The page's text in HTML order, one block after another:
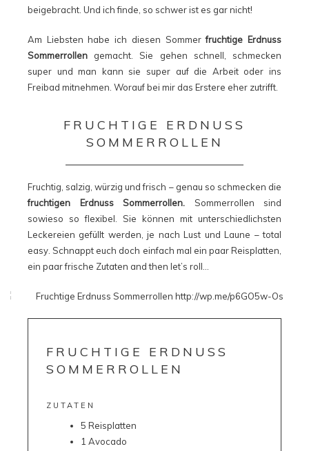
beigebracht. Und ich finde, so schwer ist es gar nicht!
Am Liebsten habe ich diesen Sommerfruchtige Erdnuss
Sommerrollen gemacht. Sie gehen schnell, schmecken
super und man kann sie super auf die Arbeit oder ins
Freibad mitnehmen. Worauf bei mir das Erstere eher zutrifft.
FRUCHTIGE ERDNUSS
SOMMERROLLEN
Fruchtig, salzig, würzig und frisch – genau so schmecken die
fruchtigen Erdnuss Sommerrollen. Sommerrollen sind
sowieso so flexibel. Sie können mit unterschiedlichsten
Leckereien gefüllt werden, je nach Lust und Laune – total
easy. Schnappt euch doch einfach mal ein paar Reisplatten,
ein paar frische Zutaten and then let’s roll…
FRUCHTIGE ERDNUSS
SOMMERROLLEN
ZUTATEN
5 Reisplatten
1 Avocado